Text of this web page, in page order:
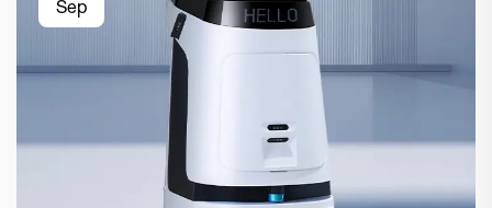
Sep